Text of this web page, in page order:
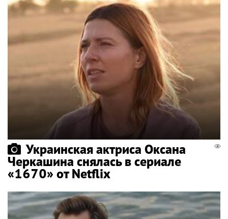
Украинская актриса Оксана
Черкашина снялась в сериале
«1670» от Netflix